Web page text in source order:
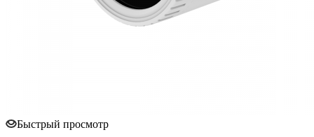
Быстрый просмотр